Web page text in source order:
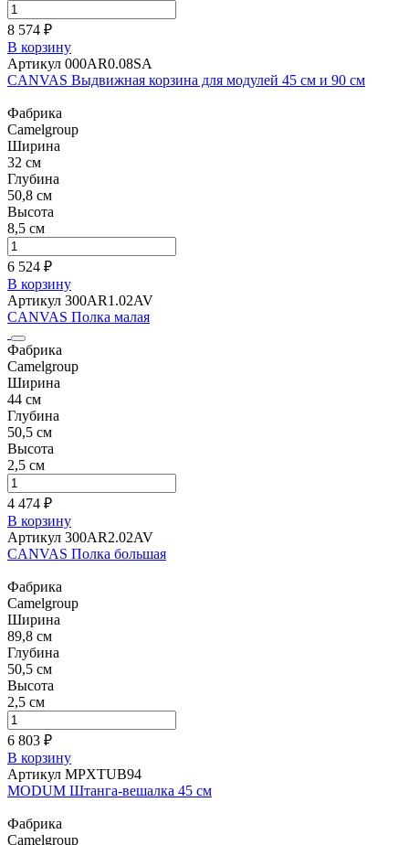
8 574 ₽
В корзину
Артикул 000AR0.08SA
CANVAS Выдвижная корзина для модулей 45 см и 90 см
Фабрика
Camelgroup
Ширина
32 см
Глубина
50,8 см
Высота
8,5 см
6 524 ₽
В корзину
Артикул 300AR1.02AV
CANVAS Полка малая
Фабрика
Camelgroup
Ширина
44 см
Глубина
50,5 см
Высота
2,5 см
4 474 ₽
В корзину
Артикул 300AR2.02AV
CANVAS Полка большая
Фабрика
Camelgroup
Ширина
89,8 см
Глубина
50,5 см
Высота
2,5 см
6 803 ₽
В корзину
Артикул MPXTUB94
MODUM Штанга-вешалка 45 см
Фабрика
Camelgroup